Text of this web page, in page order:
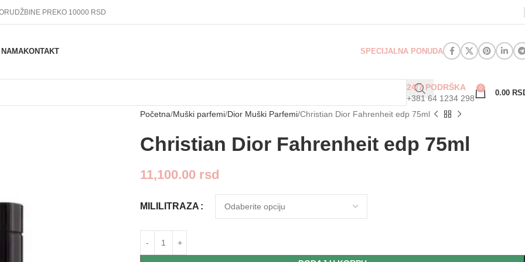
PREKO 10000 RSD
KONTAKT SPECIJALNA PONUDA
24/7 PODRŠKA
+381 64 1234 298
0
0.00
Početna Muški parfemi Dior Muški Parfemi Christian Dior Fahrenheit edp 75ml
Christian Dior Fahrenheit edp 75ml
11,100.00 rsd
MILILITRAZA